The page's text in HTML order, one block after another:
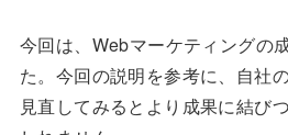
今回は、Webマーケティングの
た。今回の説明を参考に、自社
見直してみるとより成果に結び